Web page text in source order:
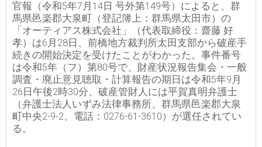
官報（令和5年7月14日 号外第149号）によると、群
馬県邑楽郡大泉町（登記簿上：群馬県太田市）の
「オーティアス株式会社」（代表取締役：齋藤 好
孝）は6月28日、前橋地方裁判所太田支部から破産手
続きの開始決定を受けたことがわかった。事件番号
は令和5年（フ）第80号で、財産状況報告集会・一般
調査・廃止意見聴取・計算報告の期日は令和5年9月
26日午後2時30分、破産管財人には平賀真明弁護士
（弁護士法人いずみ法律事務所、群馬県邑楽郡大泉
町中央2-9-2、電話：0276-61-3610）が選任されてい
る。